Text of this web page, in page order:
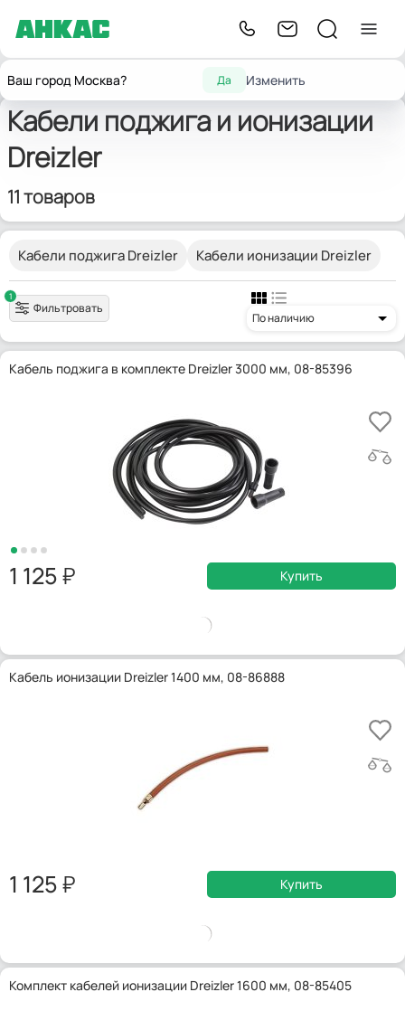
Ваш город Москва? Да Изменить
ГлавнаяЗапчасти для горелок Кабели электродов
Кабели поджига и ионизации
Dreizler
11 товаров
Кабели поджига Dreizler Кабели ионизации Dreizler
1
Фильтровать
По наличию
Кабель поджига в комплекте Dreizler 3000 мм, 08-85396
1 125 Купить
Кабель ионизации Dreizler 1400 мм, 08-86888
1 125 Купить
Комплект кабелей ионизации Dreizler 1600 мм, 08-85405